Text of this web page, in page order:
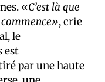
«C’est là que
, crie
le
est
par une haute